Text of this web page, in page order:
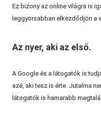
Ez bizony az online világra is
leggyorsabban elkezdődjön a
Az nyer, aki az első.
A Google és a látogatók is
azé, aki tesz is érte. Jutalma
látogatók is hamarabb